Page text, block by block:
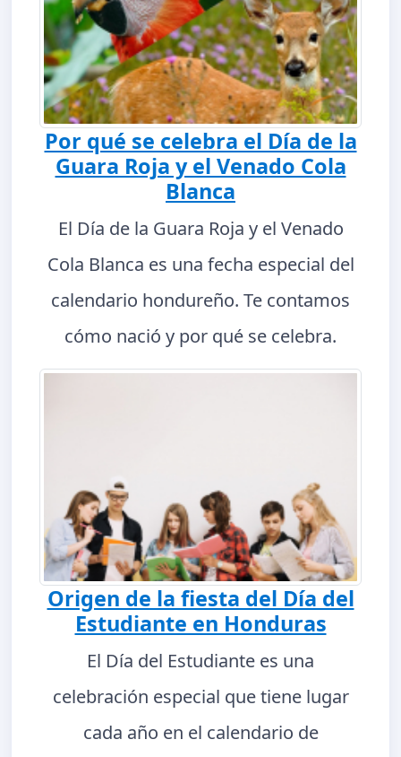
Por qué se celebra el Día de la
Guara Roja y el Venado Cola
Blanca
El Día de la Guara Roja y el Venado
Cola Blanca es una fecha especial del
calendario hondureño. Te contamos
cómo nació y por qué se celebra.
Origen de la fiesta del Día del
Estudiante en Honduras
El Día del Estudiante es una
celebración especial que tiene lugar
cada año en el calendario de